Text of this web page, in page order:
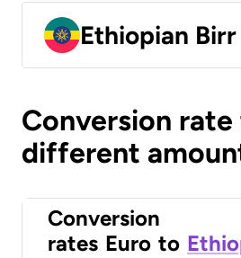
Ethiopian Birr
Conversion
different
Conversion
rates Euro to